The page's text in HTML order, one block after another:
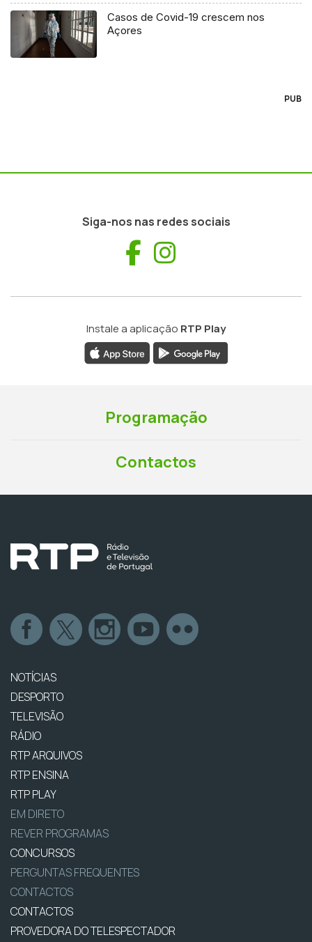
Casos de Covid-19 crescem nos
Açores
PUB
Siga-nos nas redes sociais
Facebook
Instale a aplicação RTP Play
Programação
Contactos
NOTÍCIAS
DESPORTO
TELEVISÃO
RÁDIO
RTP ARQUIVOS
RTP ENSINA
RTP PLAY
EM DIRETO
REVER PROGRAMAS
CONCURSOS
PERGUNTAS FREQUENTES
CONTACTOS
CONTACTOS
PROVEDORA DO TELESPECTADOR